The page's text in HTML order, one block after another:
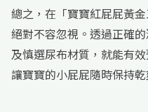
總之，在「寶寶紅屁屁黃
絕對不容忽視。透過正確
及慎選尿布材質，就能有
讓寶寶的小屁屁隨時保持乾